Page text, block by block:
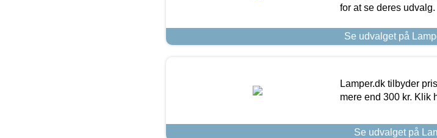
for at se deres udvalg.
Se udvalget på
Lamper.dk tilbyder
mere end 300 kr. Klik
Se udvalget på